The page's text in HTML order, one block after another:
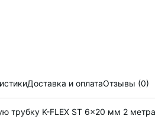
Доставка и оплатаОтзывы (0)
трубку K-FLEX ST 6x20 мм 2